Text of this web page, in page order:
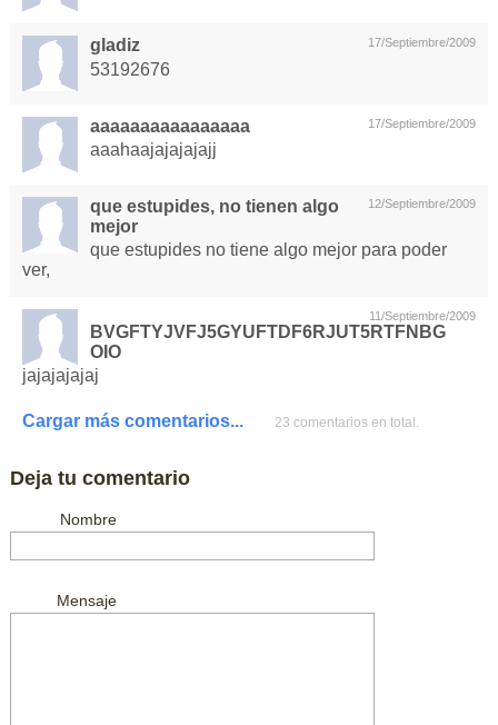
17/Septiembre/2009
gladiz
53192676
17/Septiembre/2009
aaaaaaaaaaaaaaaa
aaahaajajajajajj
12/Septiembre/2009
que estupides, no tienen algo
mejor
que estupides no tiene algo mejor para poder
ver,
11/Septiembre/2009
BVGFTYJVFJ5GYUFTDF6RJUT5RTFNBG
OIO
jajajajajaj
Cargar más comentarios... 23 comentarios en total.
Deja tu comentario
Nombre
Mensaje